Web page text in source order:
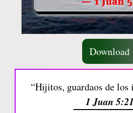
Download
“Hijitos, guardaos de los
1 Juan 5:21